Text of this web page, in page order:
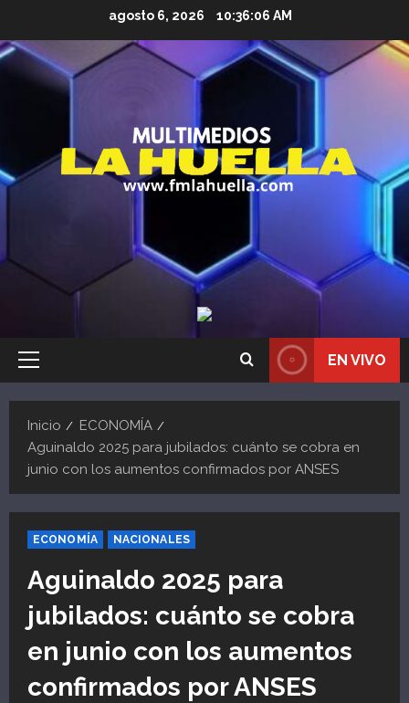
contenido
agosto 6, 2026 10:36:07 AM
Menú
EN VIVO
Inicio
ECONOMÍA
Aguinaldo 2025 para jubilados: cuánto se cobra en
junio con los aumentos confirmados por ANSES
ECONOMÍA NACIONALES
Aguinaldo 2025 para
jubilados: cuánto se cobra
en junio con los aumentos
confirmados por ANSES